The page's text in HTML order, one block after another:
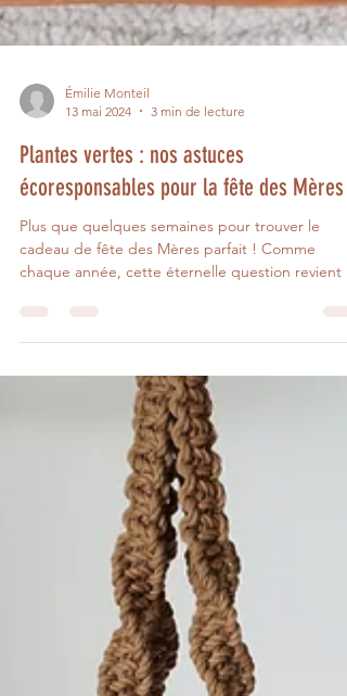
13 mai 2024
3 min de lecture
Plantes vertes : nos astuces
écoresponsables pour la fête des Mères
Plus que quelques semaines pour trouver le
chaque année, cette éternelle question revient